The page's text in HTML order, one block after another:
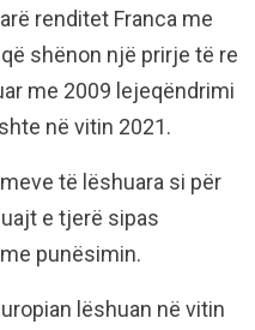
renditet Franca me
shënon një prirje të re
me 2009 lejeqëndrimi
në vitin 2021.
të lëshuara si për
e tjerë sipas
punësimin.
lëshuan në vitin